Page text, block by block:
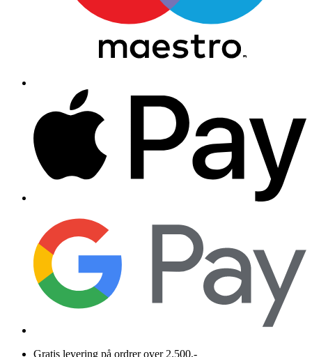
Gratis levering på ordrer over 2.500,-